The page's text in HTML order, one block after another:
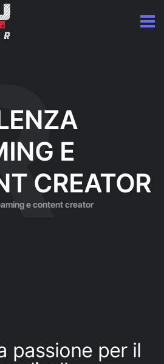
E
CREATOR
e content creator
passione per il